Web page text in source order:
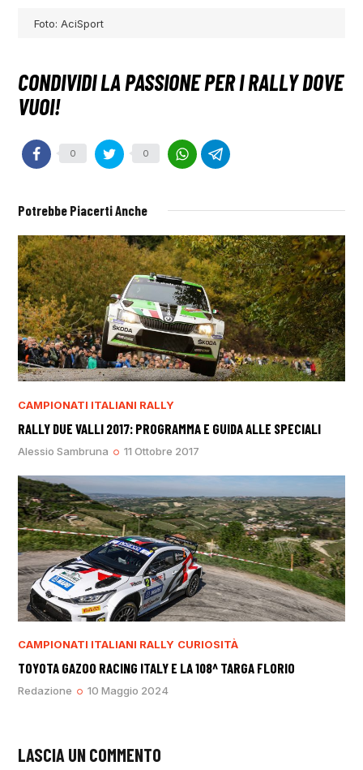
Foto: AciSport
0 0
Potrebbe Piacerti Anche
CAMPIONATI ITALIANI RALLY
RALLY DUE VALLI 2017: PROGRAMMA E GUIDA ALLE SPECIALI
Alessio Sambruna 11 Ottobre 2017
CAMPIONATI ITALIANI RALLY CURIOSITÀ
TOYOTA GAZOO RACING ITALY E LA 108^ TARGA FLORIO
Redazione 10 Maggio 2024
LASCIA UN COMMENTO